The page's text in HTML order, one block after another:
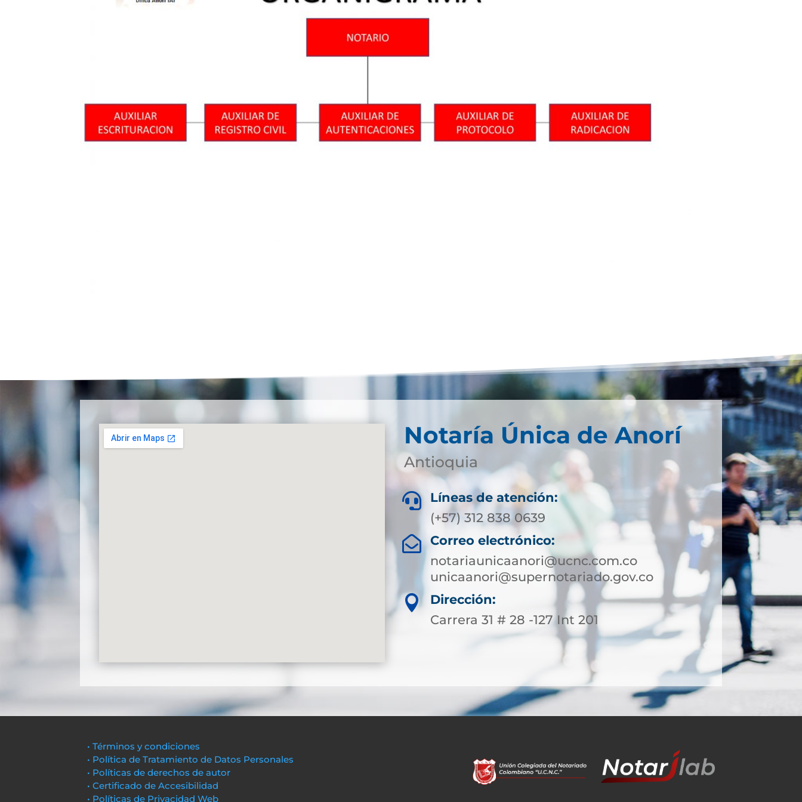
Notaría Única de Anorí
Antioquia

Líneas de atención:
(+57) 312 838 0639
 Correo electrónico:
notariaunicaanori@ucnc.com.co
unicaanori@supernotariado.gov.co

Dirección:
Carrera 31 # 28 -127 Int 201
• Términos y condiciones
• Política de Tratamiento de Datos Personales
• Políticas de derechos de autor
• Certificado de Accesibilidad
• Políticas de Privacidad Web